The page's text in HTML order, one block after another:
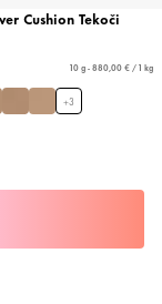
Cushion Tekoči
10 g - 880,00 € / 1 kg
+3